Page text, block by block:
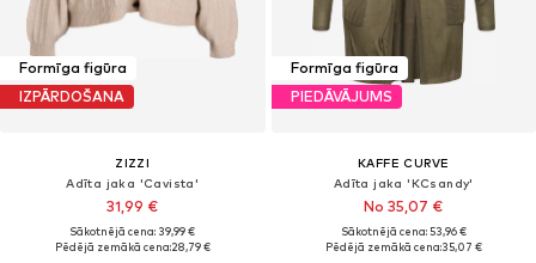
Formīga figūra
IZPĀRDOŠANA
ZIZZI
Adīta jaka 'Cavista'
31,99 €
Sākotnējā cena: 39,99 €
Pēdējā zemākā cena:28,79 €
Formīga figūra
PIEDĀVĀJUMS
KAFFE CURVE
Adīta jaka 'KCsandy'
No 35,07 €
Sākotnējā cena: 53,96 €
Pēdējā zemākā cena:35,07 €